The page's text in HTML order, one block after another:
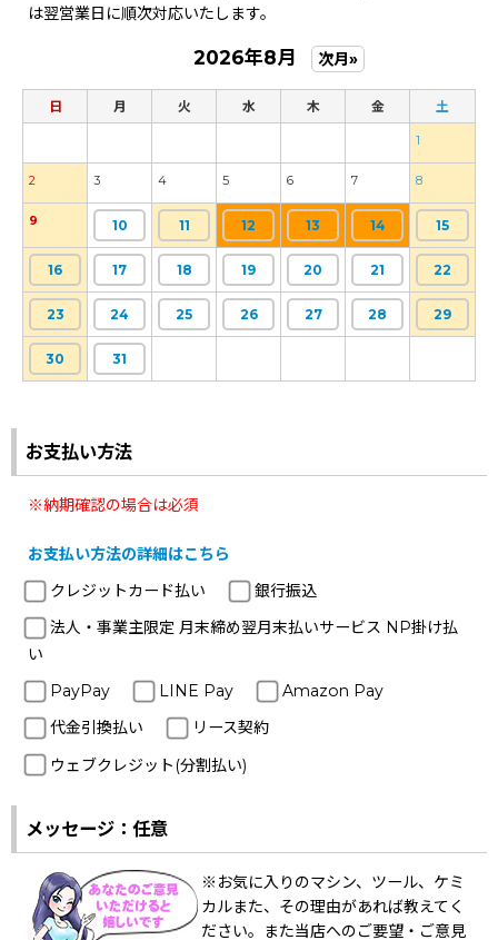
は翌営業日に順次対応いたします。
2026年8月 次月»
日 月 火 水 木 金 土
1
2 3 4 5 6 7 8
9 10 11 12 13 14 15
16 17 18 19 20 21 22
23 24 25 26 27 28 29
30 31
お支払い方法
※納期確認の場合は必須
お支払い方法の詳細はこちら
クレジットカード払い
銀行振込
法人・事業主限定 月末締め翌月末払いサービス NP掛け払
い
PayPay
LINE Pay
Amazon Pay
代金引換払い
リース契約
ウェブクレジット(分割払い)
メッセージ：任意
※お気に入りのマシン、ツール、ケミ
カルまた、その理由があれば教えてく
ださい。また当店へのご要望・ご意見